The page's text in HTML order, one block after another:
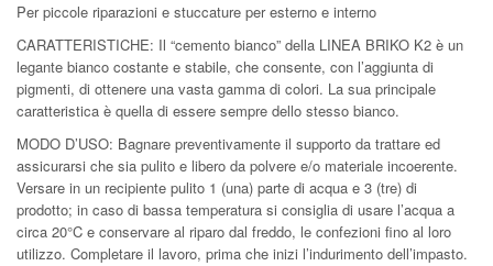
Per piccole riparazioni e stuccature per esterno e interno
CARATTERISTICHE: Il “cemento bianco” della LINEA BRIKO K2 è un
legante bianco costante e stabile, che consente, con l’aggiunta di
pigmenti, di ottenere una vasta gamma di colori. La sua principale
caratteristica è quella di essere sempre dello stesso bianco.
MODO D’USO: Bagnare preventivamente il supporto da trattare ed
assicurarsi che sia pulito e libero da polvere e/o materiale incoerente.
Versare in un recipiente pulito 1 (una) parte di acqua e 3 (tre) di
prodotto; in caso di bassa temperatura si consiglia di usare l’acqua a
circa 20°C e conservare al riparo dal freddo, le confezioni fino al loro
utilizzo. Completare il lavoro, prima che inizi l’indurimento dell’impasto.